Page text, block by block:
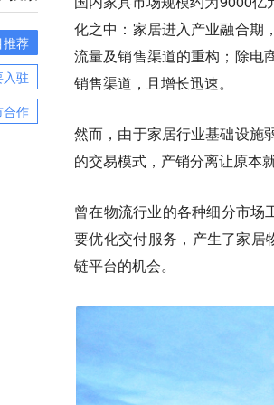
推荐
驻
合作
化之中：家居进入产业融合期
流量及销售渠道的重构；除电
销售渠道，且增长迅速。
然而，由于家居行业基础设施
的交易模式，产销分离让原本
曾在物流行业的各种细分市
要优化交付服务，产生了家居
链平台的机会。